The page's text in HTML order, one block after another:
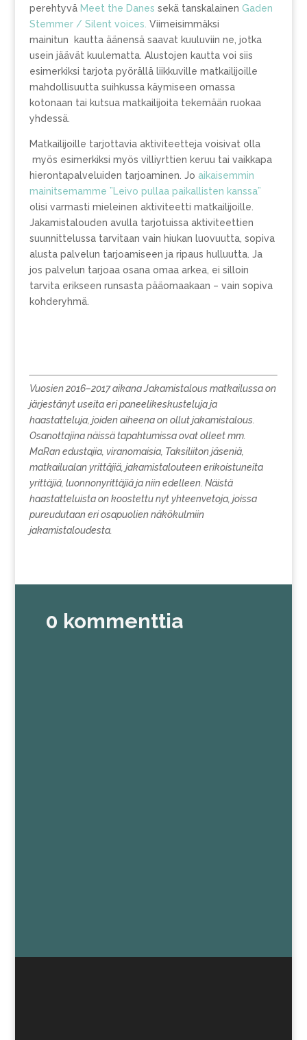
perehtyvä Meet the Danes sekä tanskalainen Gaden
Stemmer / Silent voices. Viimeisimmäksi
mainitun kautta äänensä saavat kuuluviin ne, jotka
usein jäävät kuulematta. Alustojen kautta voi siis
esimerkiksi tarjota pyörällä liikkuville matkailijoille
mahdollisuutta suihkussa käymiseen omassa
kotonaan tai kutsua matkailijoita tekemään ruokaa
yhdessä.
Matkailijoille tarjottavia aktiviteetteja voisivat olla
myös esimerkiksi myös villiyrttien keruu tai vaikkapa
hierontapalveluiden tarjoaminen. Jo aikaisemmin
mainitsemamme ”Leivo pullaa paikallisten kanssa”
olisi varmasti mieleinen aktiviteetti matkailijoille.
Jakamistalouden avulla tarjotuissa aktiviteettien
suunnittelussa tarvitaan vain hiukan luovuutta, sopiva
alusta palvelun tarjoamiseen ja ripaus hulluutta. Ja
jos palvelun tarjoaa osana omaa arkea, ei silloin
tarvita erikseen runsasta pääomaakaan – vain sopiva
kohderyhmä.
Vuosien 2016–2017 aikana Jakamistalous matkailussa on
järjestänyt useita eri paneelikeskusteluja ja
haastatteluja, joiden aiheena on ollut jakamistalous.
Osanottajina näissä tapahtumissa ovat olleet mm.
MaRan edustajia, viranomaisia, Taksiliiton jäseniä,
matkailualan yrittäjiä, jakamistalouteen erikoistuneita
yrittäjiä, luonnonyrittäjiä ja niin edelleen. Näistä
haastatteluista on koostettu nyt yhteenvetoja, joissa
pureudutaan eri osapuolien näkökulmiin
jakamistaloudesta.
0 kommenttia